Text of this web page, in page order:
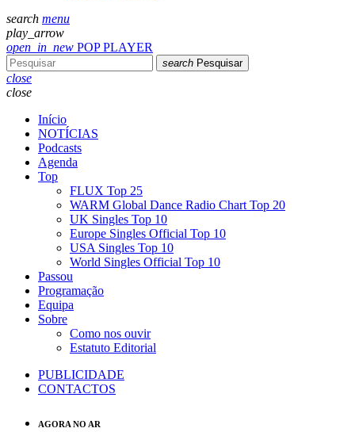
search menu
play_arrow
open_in_new POP PLAYER
search Pesquisar
close
close
Início
NOTÍCIAS
Podcasts
Agenda
Top
FLUX Top 25
WARM Global Dance Radio Chart Top 20
UK Singles Top 10
Europe Singles Official Top 10
USA Singles Top 10
World Singles Official Top 10
Passou
Programação
Equipa
Sobre
Como nos ouvir
Estatuto Editorial
PUBLICIDADE
CONTACTOS
AGORA NO AR